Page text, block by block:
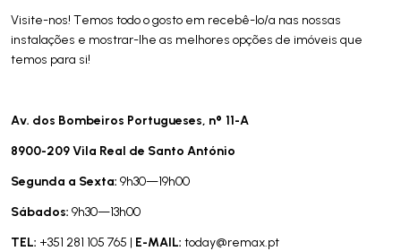
Visite-nos! Temos todo o gosto em recebê-lo/a nas nossas
instalações e mostrar-lhe as melhores opções de imóveis que
temos para si!
Av. dos Bombeiros Portugue­ses, nº 11-A
8900-209 Vila Real de Santo António
Segunda a Sexta: 9h30—19h00
Sábados: 9h30—13h00
TEL: +351 281 105 765 | E-MAIL: today@remax.pt